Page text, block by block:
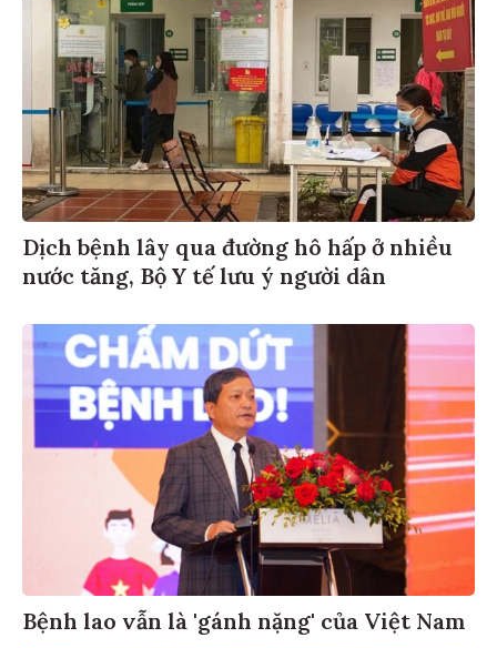
Dịch bệnh lây qua đường hô hấp ở nhiều
nước tăng, Bộ Y tế lưu ý người dân
Bệnh lao vẫn là 'gánh nặng' của Việt Nam